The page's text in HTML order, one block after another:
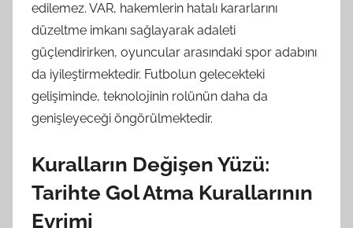
edilemez. VAR, hakemlerin hatalı kararlarını
düzeltme imkanı sağlayarak adaleti
güçlendirirken, oyuncular arasındaki spor adabını
da iyileştirmektedir. Futbolun gelecekteki
gelişiminde, teknolojinin rolünün daha da
genişleyeceği öngörülmektedir.
Kuralların Değişen Yüzü:
Tarihte Gol Atma Kurallarının
Evrimi